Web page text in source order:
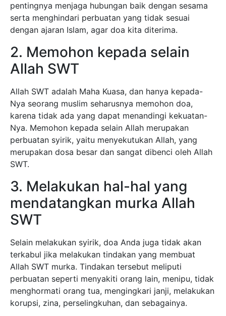
pentingnya menjaga hubungan baik dengan sesama
serta menghindari perbuatan yang tidak sesuai
dengan ajaran Islam, agar doa kita diterima.
2. Memohon kepada selain
Allah SWT
Allah SWT adalah Maha Kuasa, dan hanya kepada-
Nya seorang muslim seharusnya memohon doa,
karena tidak ada yang dapat menandingi kekuatan-
Nya. Memohon kepada selain Allah merupakan
perbuatan syirik, yaitu menyekutukan Allah, yang
merupakan dosa besar dan sangat dibenci oleh Allah
SWT.
3. Melakukan hal-hal yang
mendatangkan murka Allah
SWT
Selain melakukan syirik, doa Anda juga tidak akan
terkabul jika melakukan tindakan yang membuat
Allah SWT murka. Tindakan tersebut meliputi
perbuatan seperti menyakiti orang lain, menipu, tidak
menghormati orang tua, mengingkari janji, melakukan
korupsi, zina, perselingkuhan, dan sebagainya.